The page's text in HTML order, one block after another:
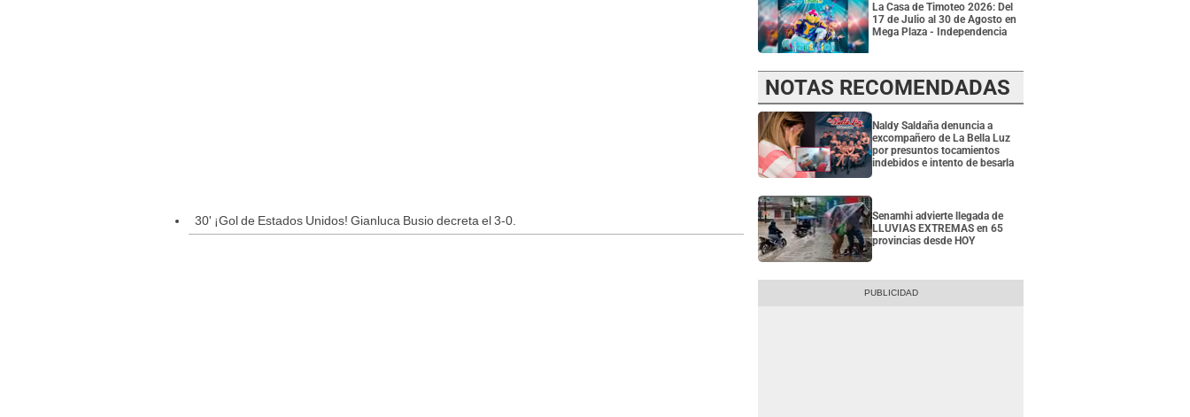
30' ¡Gol de Estados Unidos! Gianluca Busio decreta el 3-0.
La Casa de Timoteo 2026: Del
17 de Julio al 30 de Agosto en
Mega Plaza - Independencia
NOTAS RECOMENDADAS
Naldy Saldaña denuncia a
excompañero de La Bella Luz
por presuntos tocamientos
indebidos e intento de besarla
Senamhi advierte llegada de
LLUVIAS EXTREMAS en 65
provincias desde HOY